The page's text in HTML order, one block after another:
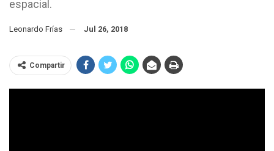
espacial.
Leonardo Frías Jul 26, 2018
Compartir